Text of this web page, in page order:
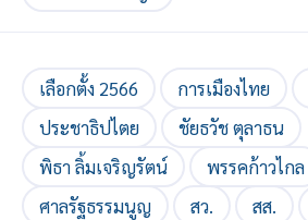
เลือกตั้ง 2566 การเมืองไทย
ประชาธิปไตย
ชัยธวัช ตุลาธน
พิธา ลิ้มเจริญรัตน์
พรรคก้าวไกล
ศาลรัฐธรรมนูญ
สว. สส.